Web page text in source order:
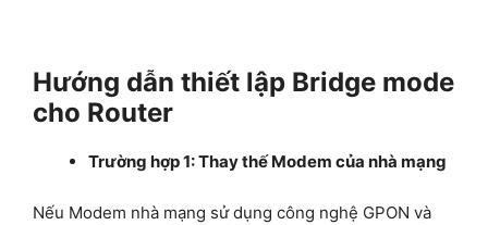
Hướng dẫn thiết lập Bridge mode
cho Router
Trường hợp 1: Thay thế Modem của nhà mạng
Nếu Modem nhà mạng sử dụng công nghệ GPON và